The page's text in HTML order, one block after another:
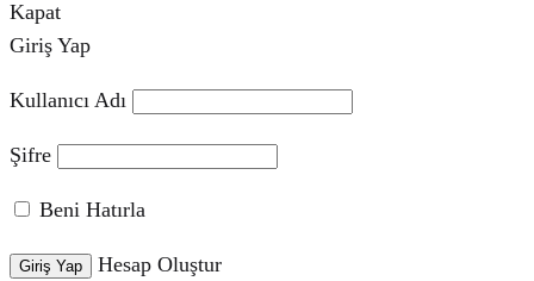
Kapat
Giriş Yap
Kullanıcı Adı
Şifre
Beni Hatırla
Giriş Yap Hesap Oluştur